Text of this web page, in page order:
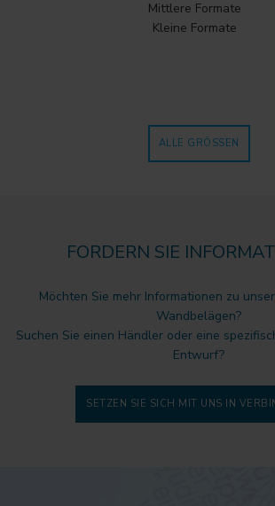
Mittlere Formate
Kleine Formate
ALLE GRÖSSEN
FORDERN SIE
Möchten Sie mehr Informationen zu
Wandbelägen?
Suchen Sie einen Händler oder eine
Entwurf?
SETZEN SIE SICH MIT UNS IN